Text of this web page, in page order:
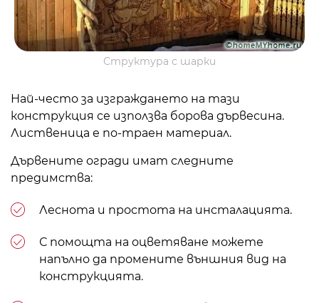
Структура с шарки
Най-често за изграждането на тази
конструкция се използва борова дървесина.
Лиственица е по-траен материал.
Дървените огради имат следните
предимства:
Леснота и простота на инсталацията.
С помощта на оцветяване можете
напълно да промените външния вид на
конструкцията.